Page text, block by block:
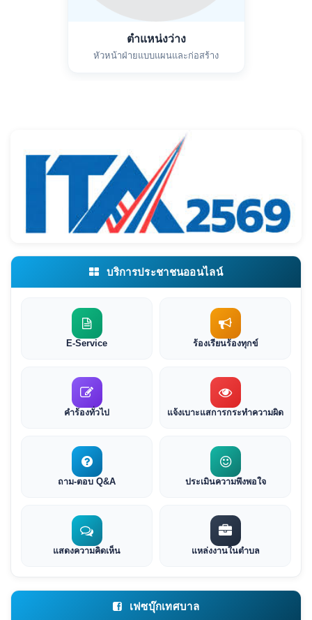
ตำแหน่งว่าง
หัวหน้าฝ่ายแบบแผนและก่อสร้าง
บริการประชาชนออนไลน์
E-Service ร้องเรียนร้องทุกข์
คำร้องทั่วไป แจ้งเบาะแสการกระทำความผิด
ถาม-ตอบ Q&A ประเมินความพึงพอใจ
แสดงความคิดเห็น แหล่งงานในตำบล
เฟซบุ๊กเทศบาล